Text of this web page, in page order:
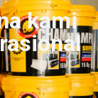
kami